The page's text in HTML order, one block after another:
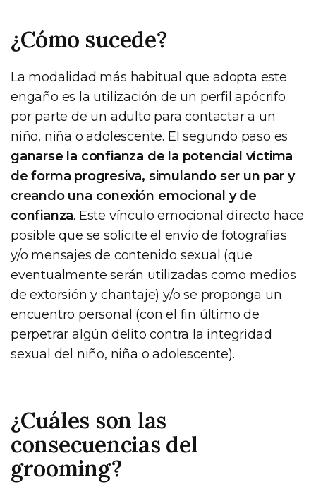
¿Cómo sucede?
La modalidad más habitual que adopta este
engaño es la utilización de un perfil apócrifo
por parte de un adulto para contactar a un
niño, niña o adolescente. El segundo paso es
ganarse la confianza de la potencial víctima
de forma progresiva, simulando ser un par y
creando una conexión emocional y de
confianza. Este vínculo emocional directo hace
posible que se solicite el envío de fotografías
y/o mensajes de contenido sexual (que
eventualmente serán utilizadas como medios
de extorsión y chantaje) y/o se proponga un
encuentro personal (con el fin último de
perpetrar algún delito contra la integridad
sexual del niño, niña o adolescente).
¿Cuáles son las
consecuencias del
grooming?